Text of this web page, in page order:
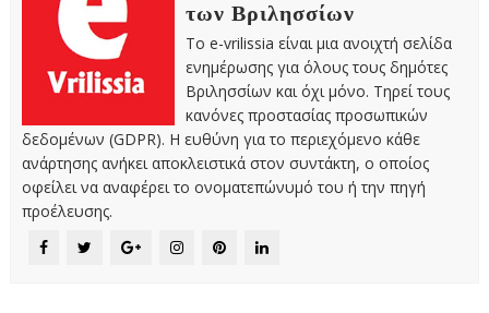
των Βριλησσίων
Το e-vrilissia είναι μια ανοιχτή σελίδα
ενημέρωσης για όλους τους δημότες
Βριλησσίων και όχι μόνο. Τηρεί τους
κανόνες προστασίας προσωπικών
δεδομένων (GDPR). Η ευθύνη για το περιεχόμενο κάθε
ανάρτησης ανήκει αποκλειστικά στον συντάκτη, ο οποίος
οφείλει να αναφέρει το ονοματεπώνυμό του ή την πηγή
προέλευσης.